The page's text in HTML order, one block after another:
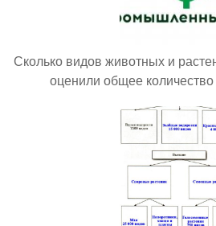
Сколько видов животных и
оценили общее